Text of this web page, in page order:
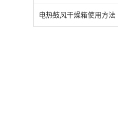
电热鼓风干燥箱使用方法